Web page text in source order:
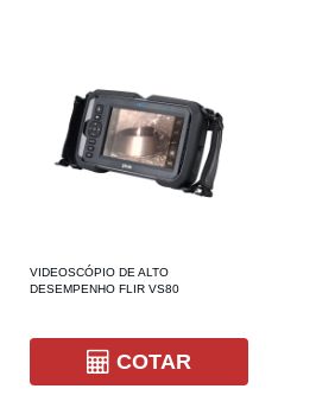
VIDEOSCÓPIO DE ALTO
DESEMPENHO FLIR VS80
COTAR